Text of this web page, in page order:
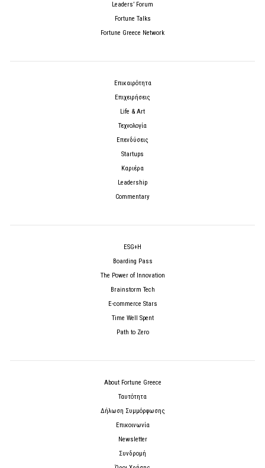
Leaders’ Forum
Fortune Talks
Fortune Greece Network
Επικαιρότητα
Επιχειρήσεις
Life & Art
Τεχνολογία
Επενδύσεις
Startups
Καριέρα
Leadership
Commentary
ESG+H
Boarding Pass
The Power of Innovation
Brainstorm Tech
E-commerce Stars
Time Well Spent
Path to Zero
About Fortune Greece
Ταυτότητα
Δήλωση Συμμόρφωσης
Επικοινωνία
Newsletter
Συνδρομή